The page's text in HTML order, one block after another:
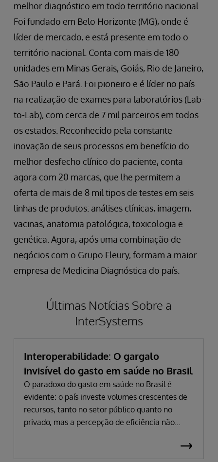
melhor diagnóstico em todo território nacional.
Foi fundado em Belo Horizonte (MG), onde é
líder de mercado, e está presente em todo o
território nacional. Conta com mais de 180
unidades em Minas Gerais, Goiás, Rio de Janeiro,
São Paulo e Pará. Foi pioneiro e é líder no país
na realização de exames para laboratórios (Lab-
to-Lab), com cerca de 7 mil parceiros em todos
os estados. Reconhecido pela constante
inovação de seus processos em benefício do
melhor desfecho clínico do paciente, conta
agora com 20 marcas, que lhe permitem a
oferta de mais de 8 mil tipos de testes em seis
linhas de produtos: análises clínicas, imagem,
vacinas, anatomia patológica, toxicologia e
genética. Agora, após uma combinação de
negócios com o Grupo Fleury, formam a maior
empresa de Medicina Diagnóstica do país.
Últimas Notícias Sobre a
InterSystems
Interoperabilidade: O gargalo
invisível do gasto em saúde no Brasil
O paradoxo do gasto em saúde no Brasil é
evidente: o país investe volumes crescentes de
recursos, tanto no setor público quanto no
privado, mas a percepção de eficiência não
público atingiu 5,03% do PIB, impulsionado por